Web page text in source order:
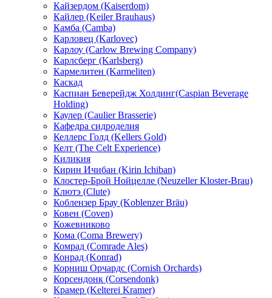
Кайзердом (Kaiserdom)
Кайлер (Keiler Brauhaus)
Камба (Camba)
Карловец (Karlovec)
Карлоу (Carlow Brewing Company)
Карлсберг (Karlsberg)
Кармелитен (Karmeliten)
Каскад
Каспиан Беверейдж Холдинг(Caspian Beverage
Holding)
Каулер (Caulier Brasserie)
Кафедра сидроделия
Келлерс Голд (Kellers Gold)
Келт (The Celt Experience)
Киликия
Кирин Ичибан (Kirin Ichiban)
Клостер-Брой Нойцелле (Neuzeller Kloster-Brau)
Клютэ (Clute)
Коблензер Брау (Koblenzer Bräu)
Ковен (Coven)
Кожевниково
Кома (Coma Brewery)
Комрад (Comrade Ales)
Конрад (Konrad)
Корниш Орчардс (Cornish Orchards)
Корсендонк (Corsendonk)
Крамер (Kelterei Kramer)